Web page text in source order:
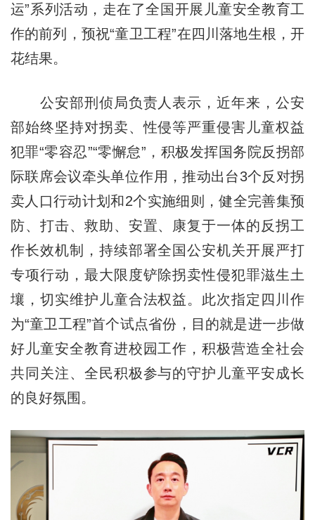
运”系列活动，走在了全国开展儿童安全教育工
作的前列，预祝“童卫工程”在四川落地生根，开
花结果。
公安部刑侦局负责人表示，近年来，公安
部始终坚持对拐卖、性侵等严重侵害儿童权益
犯罪“零容忍”“零懈怠”，积极发挥国务院反拐部
际联席会议牵头单位作用，推动出台3个反对拐
卖人口行动计划和2个实施细则，健全完善集预
防、打击、救助、安置、康复于一体的反拐工
作长效机制，持续部署全国公安机关开展严打
专项行动，最大限度铲除拐卖性侵犯罪滋生土
壤，切实维护儿童合法权益。此次指定四川作
为“童卫工程”首个试点省份，目的就是进一步做
好儿童安全教育进校园工作，积极营造全社会
共同关注、全民积极参与的守护儿童平安成长
的良好氛围。